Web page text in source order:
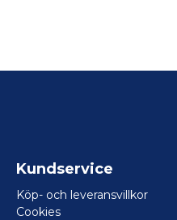
Kundservice
Köp- och leveransvillkor
Cookies